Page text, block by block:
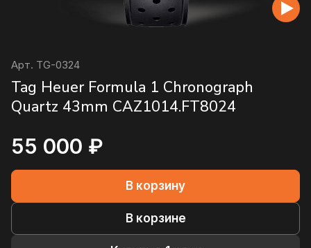
Арт. TG-0324
Tag Heuer Formula 1 Chronograph
Quartz 43mm CAZ1014.FT8024
55 000 ₽
В корзину
В корзине